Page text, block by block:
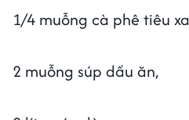
1/4 muỗng cà phê tiêu
2 muỗng súp dầu ăn,